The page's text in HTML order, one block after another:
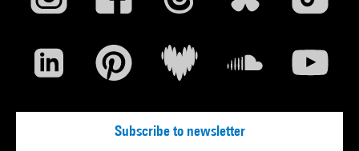
l’importance qu’il accorde à la qualité de la production. »
Standard Gauge, de Morgan Fisher, 1984, 35’
tout cela non pas animé par la projection, mais présenté
Subscribe to newsletter